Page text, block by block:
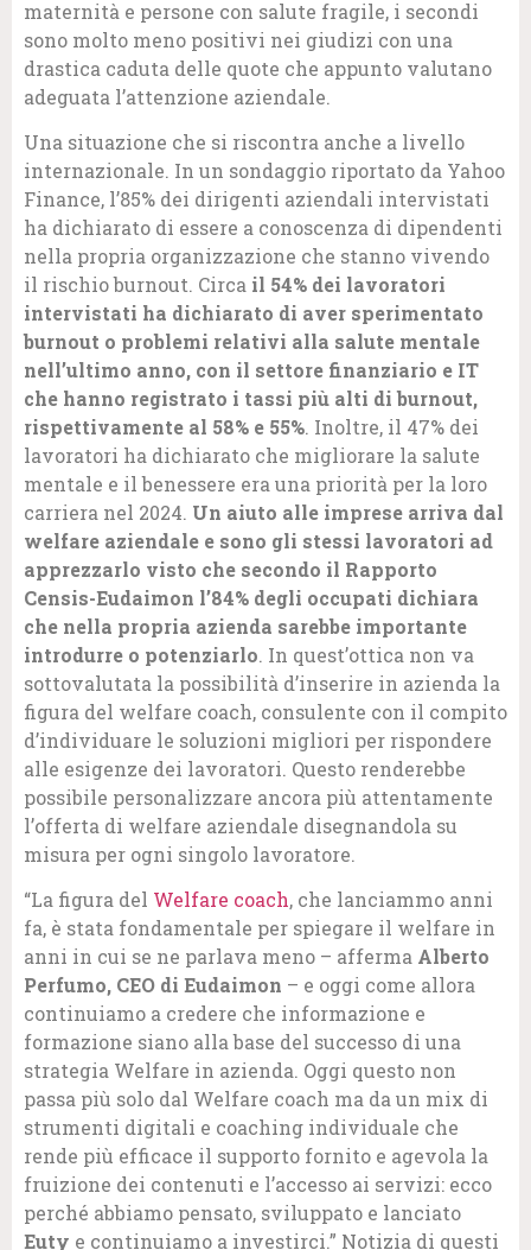
maternità e persone con salute fragile, i secondi
sono molto meno positivi nei giudizi con una
drastica caduta delle quote che appunto valutano
adeguata l’attenzione aziendale.
Una situazione che si riscontra anche a livello
internazionale. In un sondaggio riportato da Yahoo
Finance, l’85% dei dirigenti aziendali intervistati
ha dichiarato di essere a conoscenza di dipendenti
nella propria organizzazione che stanno vivendo
il rischio burnout. Circa il 54% dei lavoratori
intervistati ha dichiarato di aver sperimentato
burnout o problemi relativi alla salute mentale
nell’ultimo anno, con il settore finanziario e IT
che hanno registrato i tassi più alti di burnout,
rispettivamente al 58% e 55%. Inoltre, il 47% dei
lavoratori ha dichiarato che migliorare la salute
mentale e il benessere era una priorità per la loro
carriera nel 2024. Un aiuto alle imprese arriva dal
welfare aziendale e sono gli stessi lavoratori ad
apprezzarlo visto che secondo il Rapporto
Censis-Eudaimon l’84% degli occupati dichiara
che nella propria azienda sarebbe importante
introdurre o potenziarlo. In quest’ottica non va
sottovalutata la possibilità d’inserire in azienda la
figura del welfare coach, consulente con il compito
d’individuare le soluzioni migliori per rispondere
alle esigenze dei lavoratori. Questo renderebbe
possibile personalizzare ancora più attentamente
l’offerta di welfare aziendale disegnandola su
misura per ogni singolo lavoratore.
“La figura del Welfare coach, che lanciammo anni
fa, è stata fondamentale per spiegare il welfare in
anni in cui se ne parlava meno – afferma Alberto
Perfumo, CEO di Eudaimon – e oggi come allora
continuiamo a credere che informazione e
formazione siano alla base del successo di una
strategia Welfare in azienda. Oggi questo non
passa più solo dal Welfare coach ma da un mix di
strumenti digitali e coaching individuale che
rende più efficace il supporto fornito e agevola la
fruizione dei contenuti e l’accesso ai servizi: ecco
perché abbiamo pensato, sviluppato e lanciato
Euty e continuiamo a investirci.” Notizia di questi